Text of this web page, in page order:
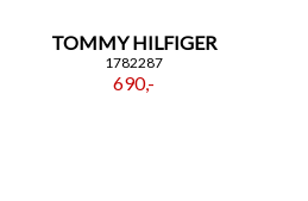
TOMMY HILFIGER
1782287
690,-